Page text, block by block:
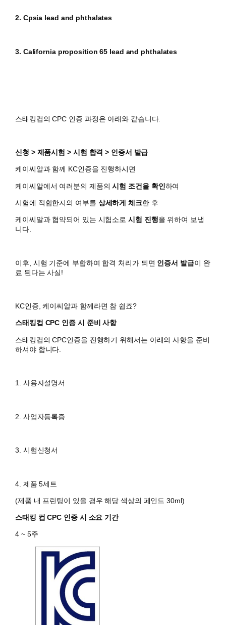
2. Cpsia lead and phthalates
3. California proposition 65 lead and phthalates
스태킹컵의 CPC 인증 과정은 아래와 같습니다.
신청 > 제품시험 > 시험 합격 > 인증서 발급
케이씨알과 함께 KC인증을 진행하시면
​케이씨알에서 여러분의 제품의시험 조건을 확인하여
시험에 적합한지의 여부를 상세하게 체크한 후
케이씨알과 협약되어 있는 시험소로시험 진행을 위하여 보냅
니다.
이후, 시험 기준에 부합하여 합격 처리가 되면 인증서 발급이 완
료 된다는 사실!
KC인증, 케이씨알과 함께라면 참 쉽죠?
스태킹컵 CPC 인증 시 준비 사항
스태킹컵의 CPC인증을 진행하기 위해서는 아래의 사항을 준비
하셔야 합니다.
1. 사용자설명서
2. 사업자등록증
3. 시험신청서
4. 제품 5세트
(제품 내 프린팅이 있을 경우 해당 색상의 페인드 30ml)
스태킹 컵 CPC 인증 시 소요 기간
4 ~ 5주